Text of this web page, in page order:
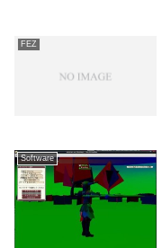
FEZ
Software